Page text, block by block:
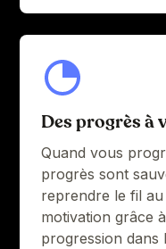
Groove#5 -
A
Groove#5 -
B
Groove#5 -
Groove#6 -
beat)
Des progrès à
Quand vous
progrès sont
reprendre le fil
motivation grâce
progression dans